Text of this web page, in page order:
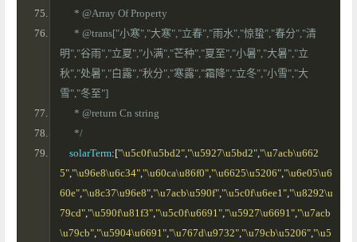
      * @Array Of Property
明","谷雨","立夏","小满","芒种","夏至","小暑","大暑","立
秋","处暑","白露","秋分","寒露","霜降","立冬","小雪","大
雪","冬至"]
      * @return Cn string
      */
    solarTerm
:["\u5c0f\u5bd2","\u5927\u5bd2","\u7acb\u662
5","\u96e8\u6c34","\u60ca\u86f0","\u6625\u5206","\u6e05\u6
60e","\u8c37\u96e8","\u7acb\u590f","\u5c0f\u6ee1","\u8292\u
79cd","\u590f\u81f3","\u5c0f\u6691","\u5927\u6691","\u7acb
\u79cb","\u5904\u6691","\u767d\u9732","\u79cb\u5206","\u5